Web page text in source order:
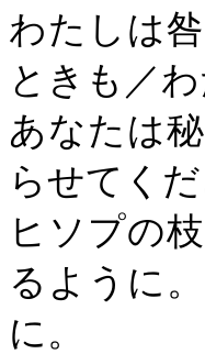
わたしは
ときも／
あなたは
らせてくだ
ヒソプの
るように
に。